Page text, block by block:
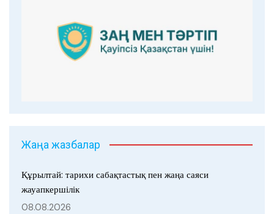
Жаңа жазбалар
Құрылтай: тарихи сабақтастық пен жаңа саяси
жауапкершілік
08.08.2026